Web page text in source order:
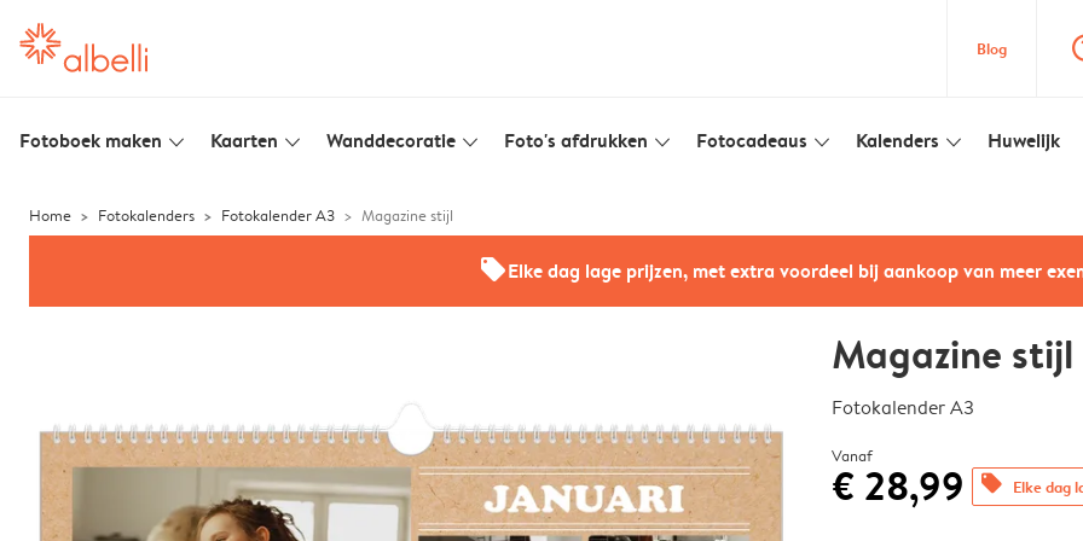
Blog
Fotoboek maken slim_arrow_down Kaarten slim_arrow_down Wanddecoratie slim_arrow_down Foto's afdrukken slim_arrow_down Fotocadeaus slim_arrow_down Kalenders slim_arrow_down Huwelijk
Home Fotokalenders Fotokalender A3 Magazine stijl
offersElke dag lage prijzen, met extra voordeel bij aankoop van meer
Magazine stijl
Fotokalender A3
Vanaf
€ 28,99 offers Elke dag